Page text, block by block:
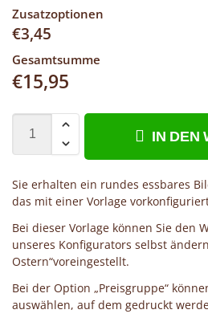
Zusatzoptionen
€3,45
Gesamtsumme
€15,95
IN DEN
Sie erhalten ein rundes essbares
das mit einer Vorlage
Bei dieser Vorlage können Sie den
unseres Konfigurators selbst
Ostern“voreingestellt.
Bei der Option „Preisgruppe“
auswählen, auf dem gedruckt